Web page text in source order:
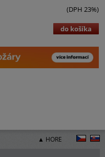
(DPH 23%)
do košíka
▲ HORE